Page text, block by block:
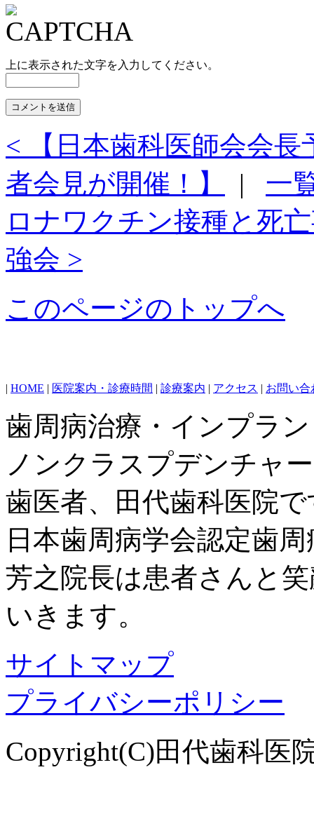
上に表示された文字を入力してください。
< 【日本歯科医師会会
者会見が開催！】
| 一
ロナワクチン接種と死
強会 >
このページのトップへ
| HOME | 医院案内・診療時間 | 診療案内 | アクセス | お問い合
歯周病治療・インプラ
ノンクラスプデンチャ
歯医者、田代歯科医院
日本歯周病学会認定歯
芳之院長は患者さんと
いきます。
サイトマップ
プライバシーポリシー
Copyright(C)田代歯科医